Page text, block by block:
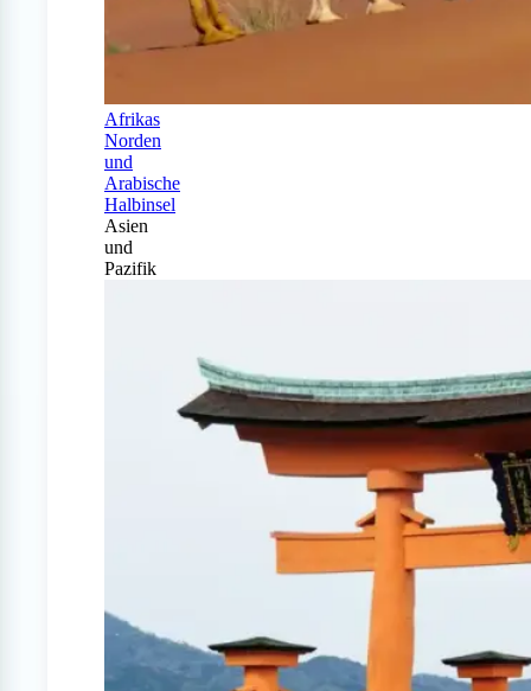
Afrikas
Norden
und
Arabische
Halbinsel
Asien
und
Pazifik